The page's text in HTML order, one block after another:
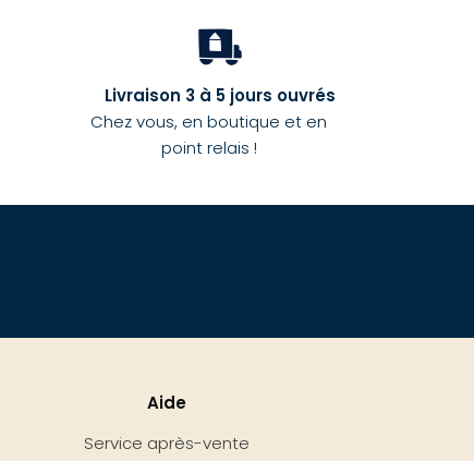
Livraison 3 à 5 jours ouvrés
Chez vous, en boutique et en
point relais !
Aide
Service après-vente